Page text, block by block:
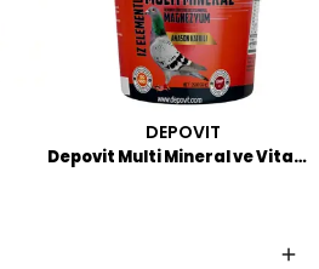
DEPOVIT
Depovit Multi Mineral ve Vitamin Pembe Toz 2,5 KG